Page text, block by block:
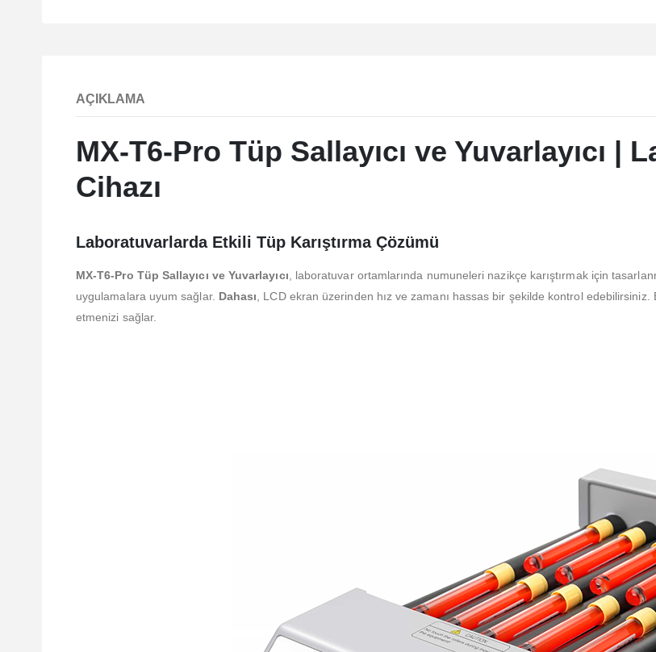
AÇIKLAMA
MX-T6-Pro Tüp Sallayıcı ve Yuvarlayıcı |
Cihazı
Laboratuvarlarda Etkili Tüp Karıştırma Çözümü
MX-T6-Pro Tüp Sallayıcı ve Yuvarlayıcı , laboratuvar ortamlarında numuneleri nazikçe karıştırmak için
uygulamalara uyum sağlar. Dahası , LCD ekran üzerinden hız ve zamanı hassas bir şekilde kontrol
etmenizi sağlar.